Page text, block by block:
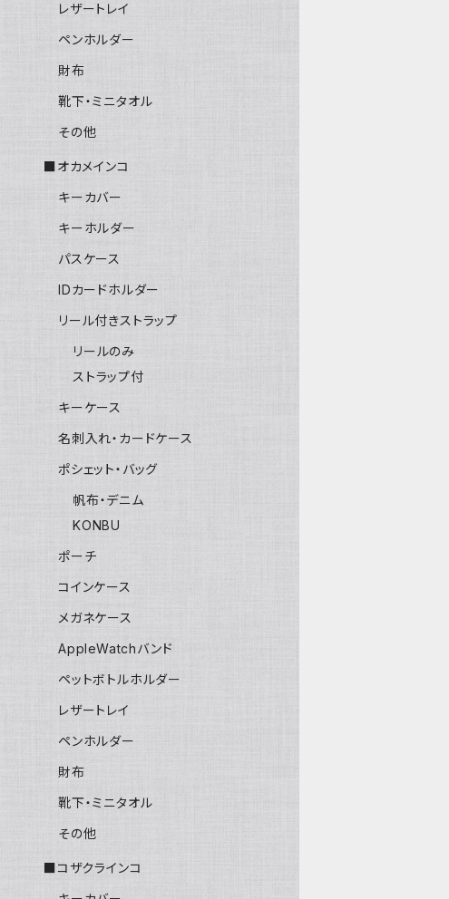
レザートレイ
ペンホルダー
財布
靴下・ミニタオル
その他
■オカメインコ
キーカバー
キーホルダー
パスケース
IDカードホルダー
リール付きストラップ
リールのみ
ストラップ付
キーケース
名刺入れ・カードケース
ポシェット・バッグ
帆布・デニム
KONBU
ポーチ
コインケース
メガネケース
AppleWatchバンド
ペットボトルホルダー
レザートレイ
ペンホルダー
財布
靴下・ミニタオル
その他
■コザクラインコ